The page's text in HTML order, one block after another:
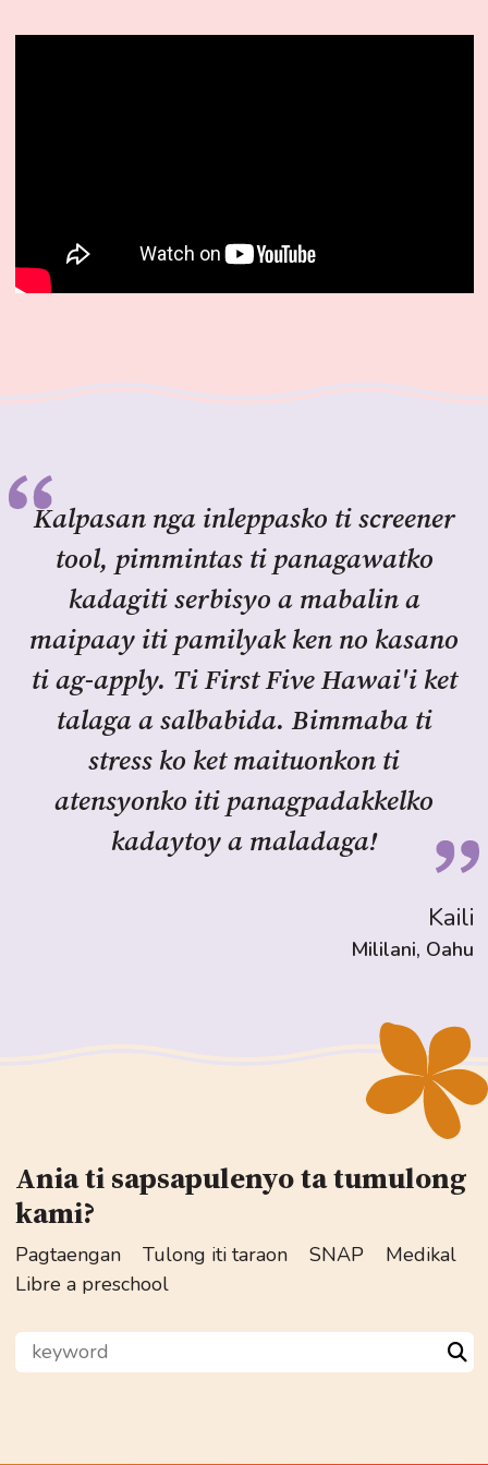
Kalpasan nga inleppasko ti screener
tool, pimmintas ti panagawatko
kadagiti serbisyo a mabalin a
maipaay iti pamilyak ken no kasano
ti ag-apply. Ti First Five Hawai'i ket
talaga a salbabida. Bimmaba ti
stress ko ket maituonkon ti
atensyonko iti panagpadakkelko
kadaytoy a maladaga!
Kaili
Mililani, Oahu
Ania ti sapsapulenyo ta tumulong
kami?
Pagtaengan Tulong iti taraon SNAP
Medikal
Libre a preschool
keyword